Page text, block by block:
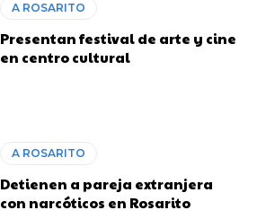
A ROSARITO
Presentan festival de arte y cine
en centro cultural
A ROSARITO
Detienen a pareja extranjera
con narcóticos en Rosarito